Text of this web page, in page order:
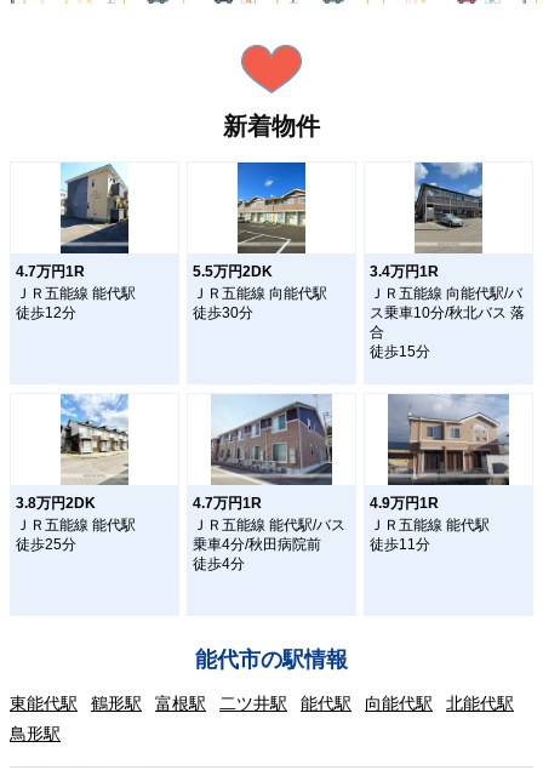
新着物件
4.7万円1R
ＪＲ五能線 能代駅
徒歩12分
5.5万円2DK
ＪＲ五能線 向能代駅
徒歩30分
3.4万円1R
ＪＲ五能線 向能代駅/バ
ス乗車10分/秋北バス 落
合
徒歩15分
3.8万円2DK
ＪＲ五能線 能代駅
徒歩25分
4.7万円1R
ＪＲ五能線 能代駅/バス
乗車4分/秋田病院前
徒歩4分
4.9万円1R
ＪＲ五能線 能代駅
徒歩11分
能代市の駅情報
東能代駅 鶴形駅 富根駅 二ツ井駅 能代駅 向能代駅
北能代駅
鳥形駅